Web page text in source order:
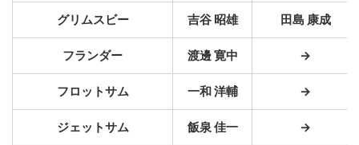
グリムスビー 吉谷 昭雄 田島 康成
フランダー 渡邊 寛中 →
フロットサム 一和 洋輔 →
ジェットサム 飯泉 佳一 →